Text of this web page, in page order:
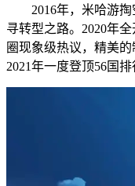
2016年，米哈游掏
寻转型之路。2020年
圈现象级热议，精美
2021年一度登顶56国排